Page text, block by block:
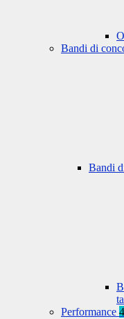
Bandi di
Bandi
Performance 4